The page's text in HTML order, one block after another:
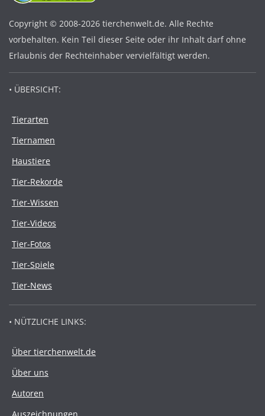
Copyright © 2008-2026 tierchenwelt.de. Alle Rechte
vorbehalten. Kein Teil dieser Seite oder ihr Inhalt darf ohne
Erlaubnis der Rechteinhaber vervielfältigt werden.
• ÜBERSICHT:
Tierarten
Tiernamen
Haustiere
Tier-Rekorde
Tier-Wissen
Tier-Videos
Tier-Fotos
Tier-Spiele
Tier-News
• NÜTZLICHE LINKS:
Über tierchenwelt.de
Über uns
Autoren